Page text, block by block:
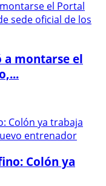
a montarse el
Colón ya